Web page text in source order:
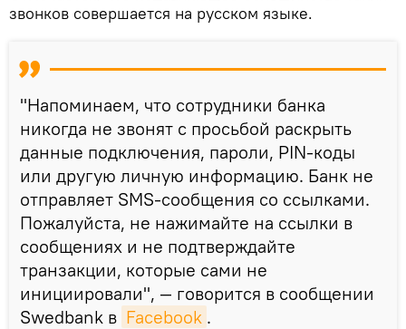
звонков совершается на русском языке.
"Напоминаем, что сотрудники банка
никогда не звонят с просьбой раскрыть
данные подключения, пароли, PIN-коды
или другую личную информацию. Банк не
отправляет SMS-сообщения со ссылками.
Пожалуйста, не нажимайте на ссылки в
сообщениях и не подтверждайте
транзакции, которые сами не
инициировали", — говорится в сообщении
Swedbank в Facebook .